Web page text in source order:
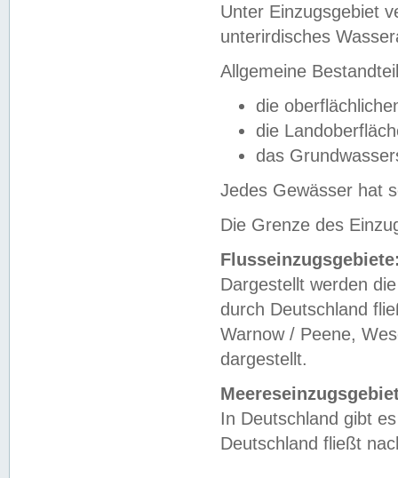
Unter Einzugsgebiet
unterirdisches
Allgemeine
die
die
das
Jedes Gewässer hat
Die Grenze des
Dargestellt werden
durch Deutschland
Warnow / Peene,
dargestellt.
In Deutschland gibt
Deutschland fließt